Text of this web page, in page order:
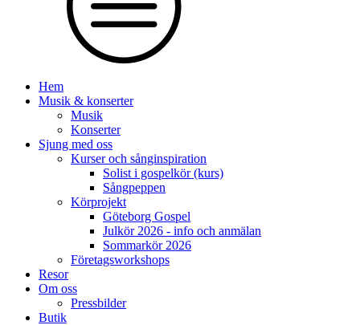
Hem
Musik & konserter
Musik
Konserter
Sjung med oss
Kurser och sånginspiration
Solist i gospelkör (kurs)
Sångpeppen
Körprojekt
Göteborg Gospel
Julkör 2026 - info och anmälan
Sommarkör 2026
Företagsworkshops
Resor
Om oss
Pressbilder
Butik